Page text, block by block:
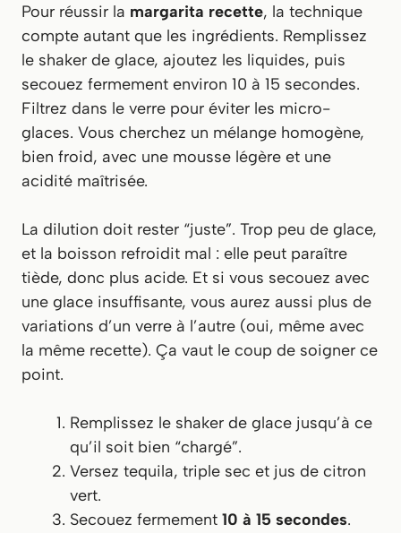
Pour réussir la margarita recette, la technique
compte autant que les ingrédients. Remplissez
le shaker de glace, ajoutez les liquides, puis
secouez fermement environ 10 à 15 secondes.
Filtrez dans le verre pour éviter les micro-
glaces. Vous cherchez un mélange homogène,
bien froid, avec une mousse légère et une
acidité maîtrisée.
La dilution doit rester “juste”. Trop peu de glace,
et la boisson refroidit mal : elle peut paraître
tiède, donc plus acide. Et si vous secouez avec
une glace insuffisante, vous aurez aussi plus de
variations d’un verre à l’autre (oui, même avec
la même recette). Ça vaut le coup de soigner ce
point.
Remplissez le shaker de glace jusqu’à ce
qu’il soit bien “chargé”.
Versez tequila, triple sec et jus de citron
vert.
Secouez fermement 10 à 15 secondes.